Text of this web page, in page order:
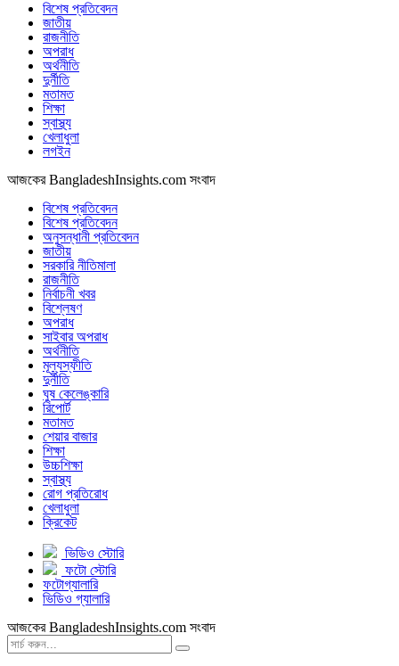
বিশেষ প্রতিবেদন
জাতীয়
রাজনীতি
অপরাধ
অর্থনীতি
দুর্নীতি
মতামত
শিক্ষা
স্বাস্থ্য
খেলাধুলা
লগইন
আজকের BangladeshInsights.com সংবাদ
বিশেষ প্রতিবেদন
বিশেষ প্রতিবেদন
অনুসন্ধানী প্রতিবেদন
জাতীয়
সরকারি নীতিমালা
রাজনীতি
নির্বাচনী খবর
বিশ্লেষণ
অপরাধ
সাইবার অপরাধ
অর্থনীতি
মূল্যস্ফীতি
দুর্নীতি
ঘুষ কেলেঙ্কারি
রিপোর্ট
মতামত
শেয়ার বাজার
শিক্ষা
উচ্চশিক্ষা
স্বাস্থ্য
রোগ প্রতিরোধ
খেলাধুলা
ক্রিকেট
ভিডিও স্টোরি
ফটো স্টোরি
ফটোগ্যালারি
ভিডিও গ্যালারি
আজকের BangladeshInsights.com সংবাদ